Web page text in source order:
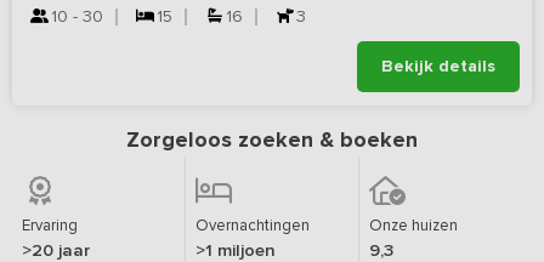
10 - 30 15 16 3
Bekijk details
Zorgeloos zoeken & boeken
Ervaring
>20 jaar
Overnachtingen
>1 miljoen
Onze huizen
9,3